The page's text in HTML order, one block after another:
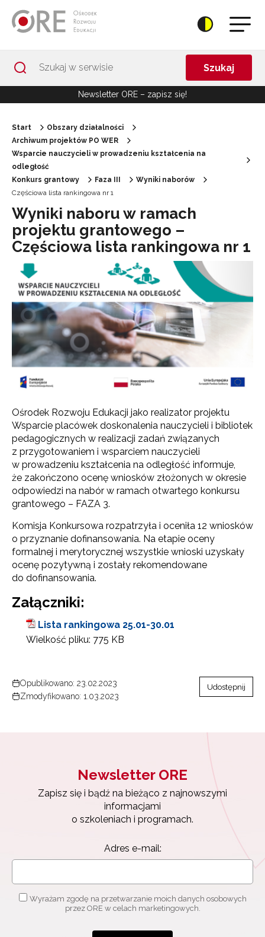
Szukaj
Newsletter ORE – zapisz się!
Start
Obszary działalności
Archiwum projektów PO WER
Wsparcie nauczycieli w prowadzeniu kształcenia na
odległość
Konkurs grantowy
Faza III
Wyniki naborów
Częściowa lista rankingowa nr 1
Wyniki naboru w ramach
projektu grantowego –
Częściowa lista rankingowa nr 1
Ośrodek Rozwoju Edukacji jako realizator projektu
Wsparcie placówek doskonalenia nauczycieli i bibliotek
pedagogicznych w realizacji zadań związanych
z przygotowaniem i wsparciem nauczycieli
w prowadzeniu kształcenia na odległość informuje,
że zakończono ocenę wniosków złożonych w okresie
odpowiedzi na nabór w ramach otwartego konkursu
grantowego – FAZA 3.
Komisja Konkursowa rozpatrzyła i oceniła 12 wniosków
o przyznanie dofinansowania. Na etapie oceny
formalnej i merytorycznej wszystkie wnioski uzyskały
ocenę pozytywną i zostały rekomendowane
do dofinansowania.
Załączniki:
Lista rankingowa 25.01-30.01
Wielkość pliku: 775 KB
Opublikowano: 23.02.2023
Zmodyfikowano: 1.03.2023
Udostępnij
Newsletter ORE
Zapisz się i bądź na bieżąco z najnowszymi
informacjami
o szkoleniach i programach.
Adres e-mail:
Wyrażam zgodę na przetwarzanie moich danych osobowych
przez ORE w celach marketingowych.